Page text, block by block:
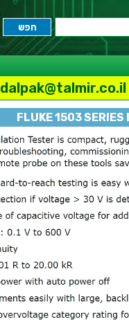
dalpak@talmir.co.il
FLUKE 1503 SERIES